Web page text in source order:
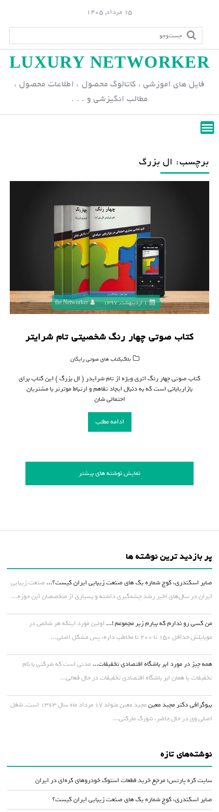
p
n
15 مرداد, 1405
LUXURY NETWORKER
فایل های اموزشی ، کاتالوگ محصول ، اطلاعات محصول ،
مطالب انگیزشی و . . .
برچسب: ال بزرگ
1 اردیبهشت, 1397 the Networker
کتاب صوتی چهار رنگ شخصیتی تام شرایتر
بلاگ,کتاب های صوتی رایگان
کتاب صوتی چهار رنگ اثری ویژه از تام شرایدر ( ال بزرگ ) این کتاب برای
بازاریابانی است که به دنبال ایجاد تفاهم و ارتباط موثرتر با مشتریان
احتمالی شان
ادامه مطلب
نمایش نوشته های بیشتر
پر بازدید ترین نوشته ها
صابر اسکندری، کوچ شماره یک های صنعت زیبایی ایران کیست؟... صنعت زیبایی
ایران در سال‌های اخیر رشد چشمگیری داشته و بسیاری از متخصصان این حوزه...
من کسی رو ندارم که بیارم زیر مجموعم !... اولین مورد اینکه هر شخص در
موبایلش حداقل ۱۵۰ تا ۲۰۰ تا مخاطب داره، پس مشکل اصلی...
همه چیز در مورد ابر باشگاه اقتصادی تخفیفات... مدتی است که شرکتی با نام
تخفیفات یا همان ابر باشگاه اقتصادی تخفیفات در حال فعالی...
بیوگرافی دکتر مجید معین
مجید معین متولد ۱۷ مرداد ماه سال ۱۳۶۳ است. شغل
اصلی وی در حال حاضر، نتورک مارکتی...
نوشته‌های تازه
سایت کره پارتس؛ مرجع خرید قطعات استوک خودروهای کره‌ای در ایران
صابر اسکندری، کوچ شماره یک های صنعت زیبایی ایران کیست؟